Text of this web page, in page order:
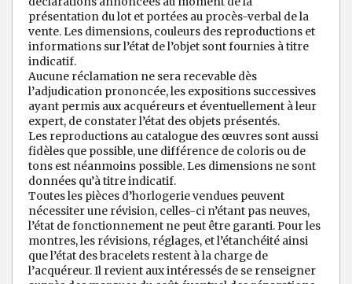
présentation du lot et portées au procès-verbal de la
vente. Les dimensions, couleurs des reproductions et
informations sur l’état de l’objet sont fournies à titre
indicatif.
Aucune réclamation ne sera recevable dès
l’adjudication prononcée, les expositions successives
ayant permis aux acquéreurs et éventuellement à leur
expert, de constater l’état des objets présentés.
Les reproductions au catalogue des œuvres sont aussi
fidèles que possible, une différence de coloris ou de
tons est néanmoins possible. Les dimensions ne sont
données qu’à titre indicatif.
Toutes les pièces d’horlogerie vendues peuvent
nécessiter une révision, celles-ci n’étant pas neuves,
l’état de fonctionnement ne peut être garanti. Pour les
montres, les révisions, réglages, et l’étanchéité ainsi
que l’état des bracelets restent à la charge de
l’acquéreur. Il revient aux intéressés de se renseigner